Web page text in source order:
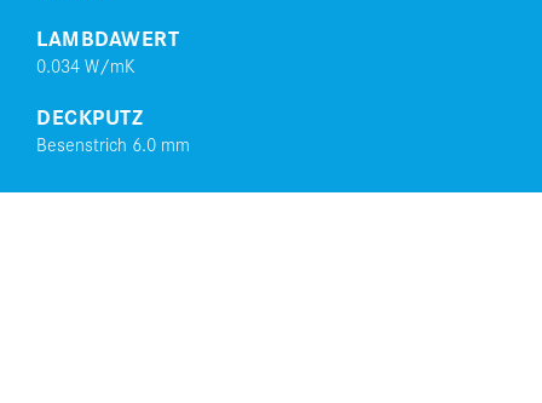
LAMBDAWERT
0.034 W/mK
DECKPUTZ
Besenstrich 6.0 mm